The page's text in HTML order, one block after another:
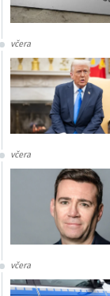
včera
včera
včera